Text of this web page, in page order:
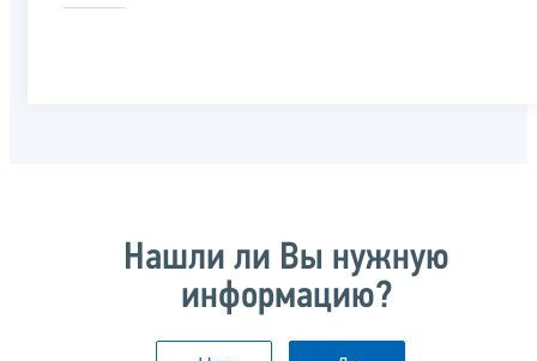
Нашли ли Вы нужную
информацию?